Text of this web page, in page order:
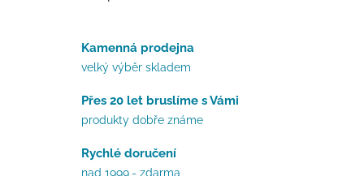
Kamenná prodejna
velký výběr skladem
Přes 20 let bruslíme s Vámi
produkty dobře známe
Rychlé doručení
nad 1999,- zdarma